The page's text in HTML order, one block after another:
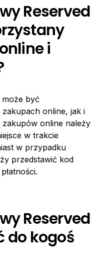
Reserved
i
może być
online, jak i
online należy
w trakcie
w przypadku
przedstawić kod
Reserved
do kogoś